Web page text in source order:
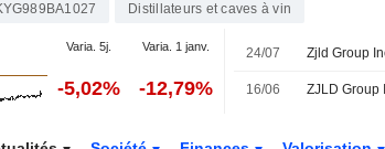
Distillateurs et caves à vin
Varia. 5j. Varia. 1 janv.
-5,02% -12,79%
24/07
16/06